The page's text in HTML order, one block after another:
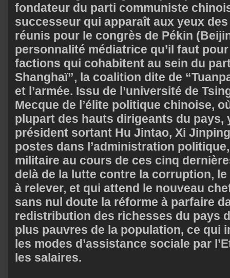
fondateur du parti communiste
successeur qui apparaît aux yeux
réunis pour le congrès de Pékin
personnalité médiatrice qu’il faut
factions qui cohabitent au sein du
Shanghaï”, la coalition dite de
et l’armée. Issu de l’université de
Mecque de l’élite politique chinoise,
plupart des hauts dirigeants du pays,
président sortant Hu Jintao, Xi
postes dans l’administration
militaire au cours de ces cinq
delà de la lutte contre la corruption,
à relever, et qui attend le nouveau
sans nul doute la réforme à parfaire
redistribution des richesses du pays
plus pauvres de la population, ce qui
les modes d’assistance sociale par
les salaires.